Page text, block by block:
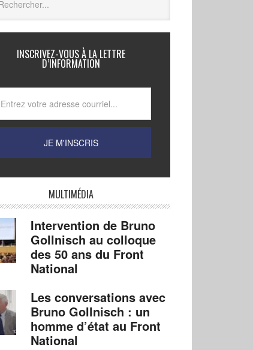
INSCRIVEZ-VOUS À LA LETTRE
D’INFORMATION
MULTIMÉDIA
Intervention de Bruno
Gollnisch au colloque
des 50 ans du Front
National
Les conversations avec
Bruno Gollnisch : un
homme d’état au Front
National